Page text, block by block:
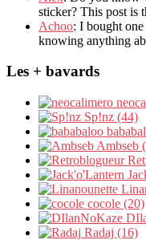
sticker? This post is
Achoo: I bought
knowing anything
Les + bavards
Sp!nz (44)
Ambseb
cocole (20)
Radaj (16)